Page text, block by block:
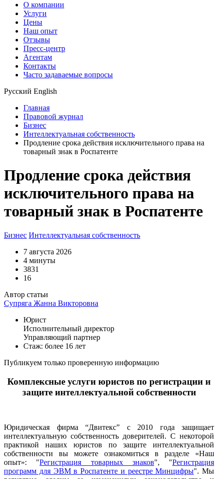
О компании
Услуги
Цены
Наш опыт
Отзывы
Пресс-центр
Агентам
Контакты
Часто задаваемые вопросы
Русский English
Главная
Правовой журнал
Бизнес
Интеллектуальная собственность
Продление срока действия исключительного права на
товарный знак в Роспатенте
Продление срока действия
исключительного права на
товарный знак в Роспатенте
Бизнес Интеллектуальная собственность
7 августа 2026
4 минуты
3831
16
Автор статьи
Супряга Жанна Викторовна
Юрист
Исполнительный директор
Управляющий партнер
Стаж: более 16 лет
Публикуем только проверенную информацию
Комплексные услуги юристов по регистрации и
защите интеллектуальной собственности
Юридическая фирма “Двитекс” с 2010 года защищает
интеллектуальную собственность доверителей. С некоторой
практикой наших юристов по защите интеллектуальной
собственности вы можете ознакомиться в разделе «Наш
опыт»: "Регистрация товарных знаков", "Регистрация
программ для ЭВМ в Роспатенте и реестре Минцифры". Мы